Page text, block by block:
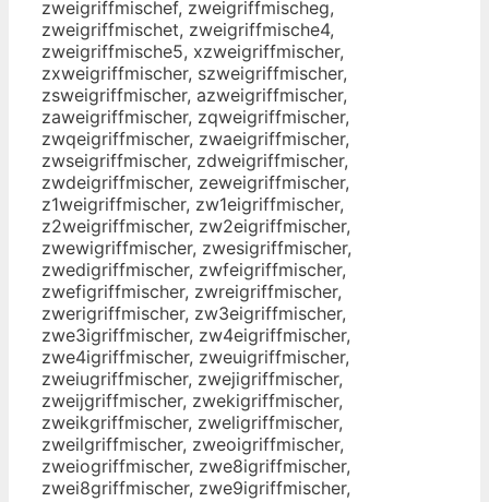
zweigriffmischef, zweigriffmischeg,
zweigriffmischet, zweigriffmische4,
zweigriffmische5, xzweigriffmischer,
zxweigriffmischer, szweigriffmischer,
zsweigriffmischer, azweigriffmischer,
zaweigriffmischer, zqweigriffmischer,
zwqeigriffmischer, zwaeigriffmischer,
zwseigriffmischer, zdweigriffmischer,
zwdeigriffmischer, zeweigriffmischer,
z1weigriffmischer, zw1eigriffmischer,
z2weigriffmischer, zw2eigriffmischer,
zwewigriffmischer, zwesigriffmischer,
zwedigriffmischer, zwfeigriffmischer,
zwefigriffmischer, zwreigriffmischer,
zwerigriffmischer, zw3eigriffmischer,
zwe3igriffmischer, zw4eigriffmischer,
zwe4igriffmischer, zweuigriffmischer,
zweiugriffmischer, zwejigriffmischer,
zweijgriffmischer, zwekigriffmischer,
zweikgriffmischer, zweligriffmischer,
zweilgriffmischer, zweoigriffmischer,
zweiogriffmischer, zwe8igriffmischer,
zwei8griffmischer, zwe9igriffmischer,